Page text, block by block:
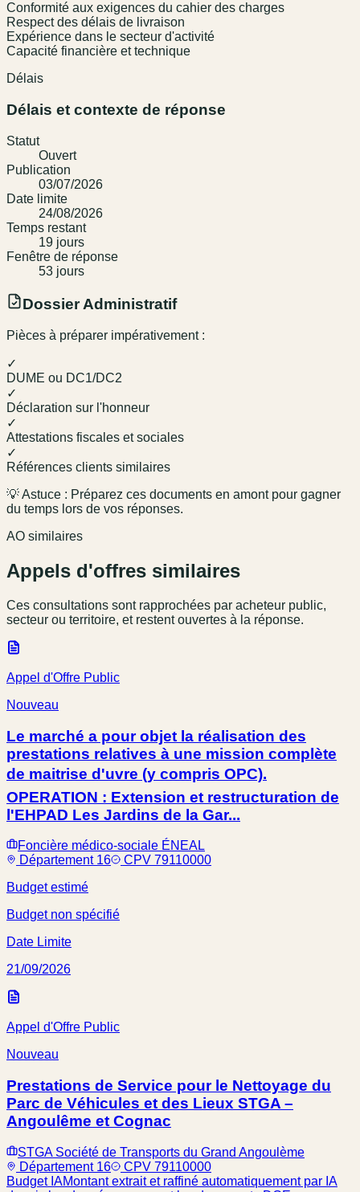
Conformité aux exigences du cahier des charges
Respect des délais de livraison
Expérience dans le secteur d'activité
Capacité financière et technique
Délais
Délais et contexte de réponse
Statut
Ouvert
Publication
03/07/2026
Date limite
24/08/2026
Temps restant
19 jours
Fenêtre de réponse
53 jours
Dossier Administratif
Pièces à préparer impérativement :
✓
DUME ou DC1/DC2
✓
Déclaration sur l'honneur
✓
Attestations fiscales et sociales
✓
Références clients similaires
💡 Astuce : Préparez ces documents en amont pour gagner
du temps lors de vos réponses.
AO similaires
Appels d'offres similaires
Ces consultations sont rapprochées par acheteur public,
secteur ou territoire, et restent ouvertes à la réponse.
Appel d'Offre Public
Nouveau
Le marché a pour objet la réalisation des
prestations relatives à une mission complète
de maitrise d'uvre (y compris OPC).
OPERATION : Extension et restructuration de
l'EHPAD Les Jardins de la Gar...
Foncière médico-sociale ÉNEAL
Département 16
CPV 79110000
Budget estimé
Budget non spécifié
Date Limite
21/09/2026
Appel d'Offre Public
Nouveau
Prestations de Service pour le Nettoyage du
Parc de Véhicules et des Lieux STGA –
Angoulême et Cognac
STGA Société de Transports du Grand Angoulème
Département 16
CPV 79110000
Budget IAMontant extrait et raffiné automatiquement par IA